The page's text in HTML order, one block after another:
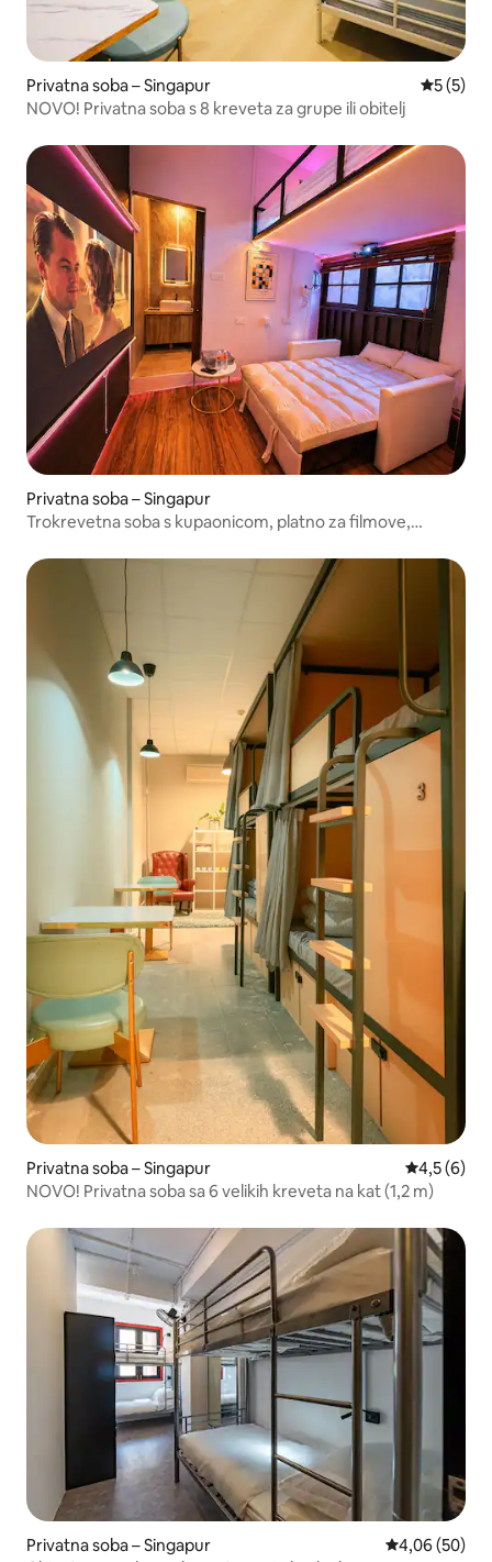
Privatna soba – Singapur
5 (5)
NOVO! Privatna soba s 8 kreveta za grupe ili obitelj
Privatna soba – Singapur
Trokrevetna soba s kupaonicom, platno za filmove,
Privatna soba – Singapur Prosječna
4,5 (6)
NOVO! Privatna soba sa 6 velikih kreveta na kat (1,2 m)
Privatna soba – Singapur Prosječna
4,06 (50)